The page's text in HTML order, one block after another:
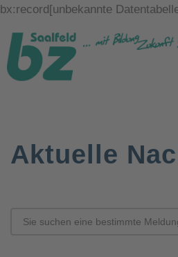
bx:record[unbekannte
Aktuelle